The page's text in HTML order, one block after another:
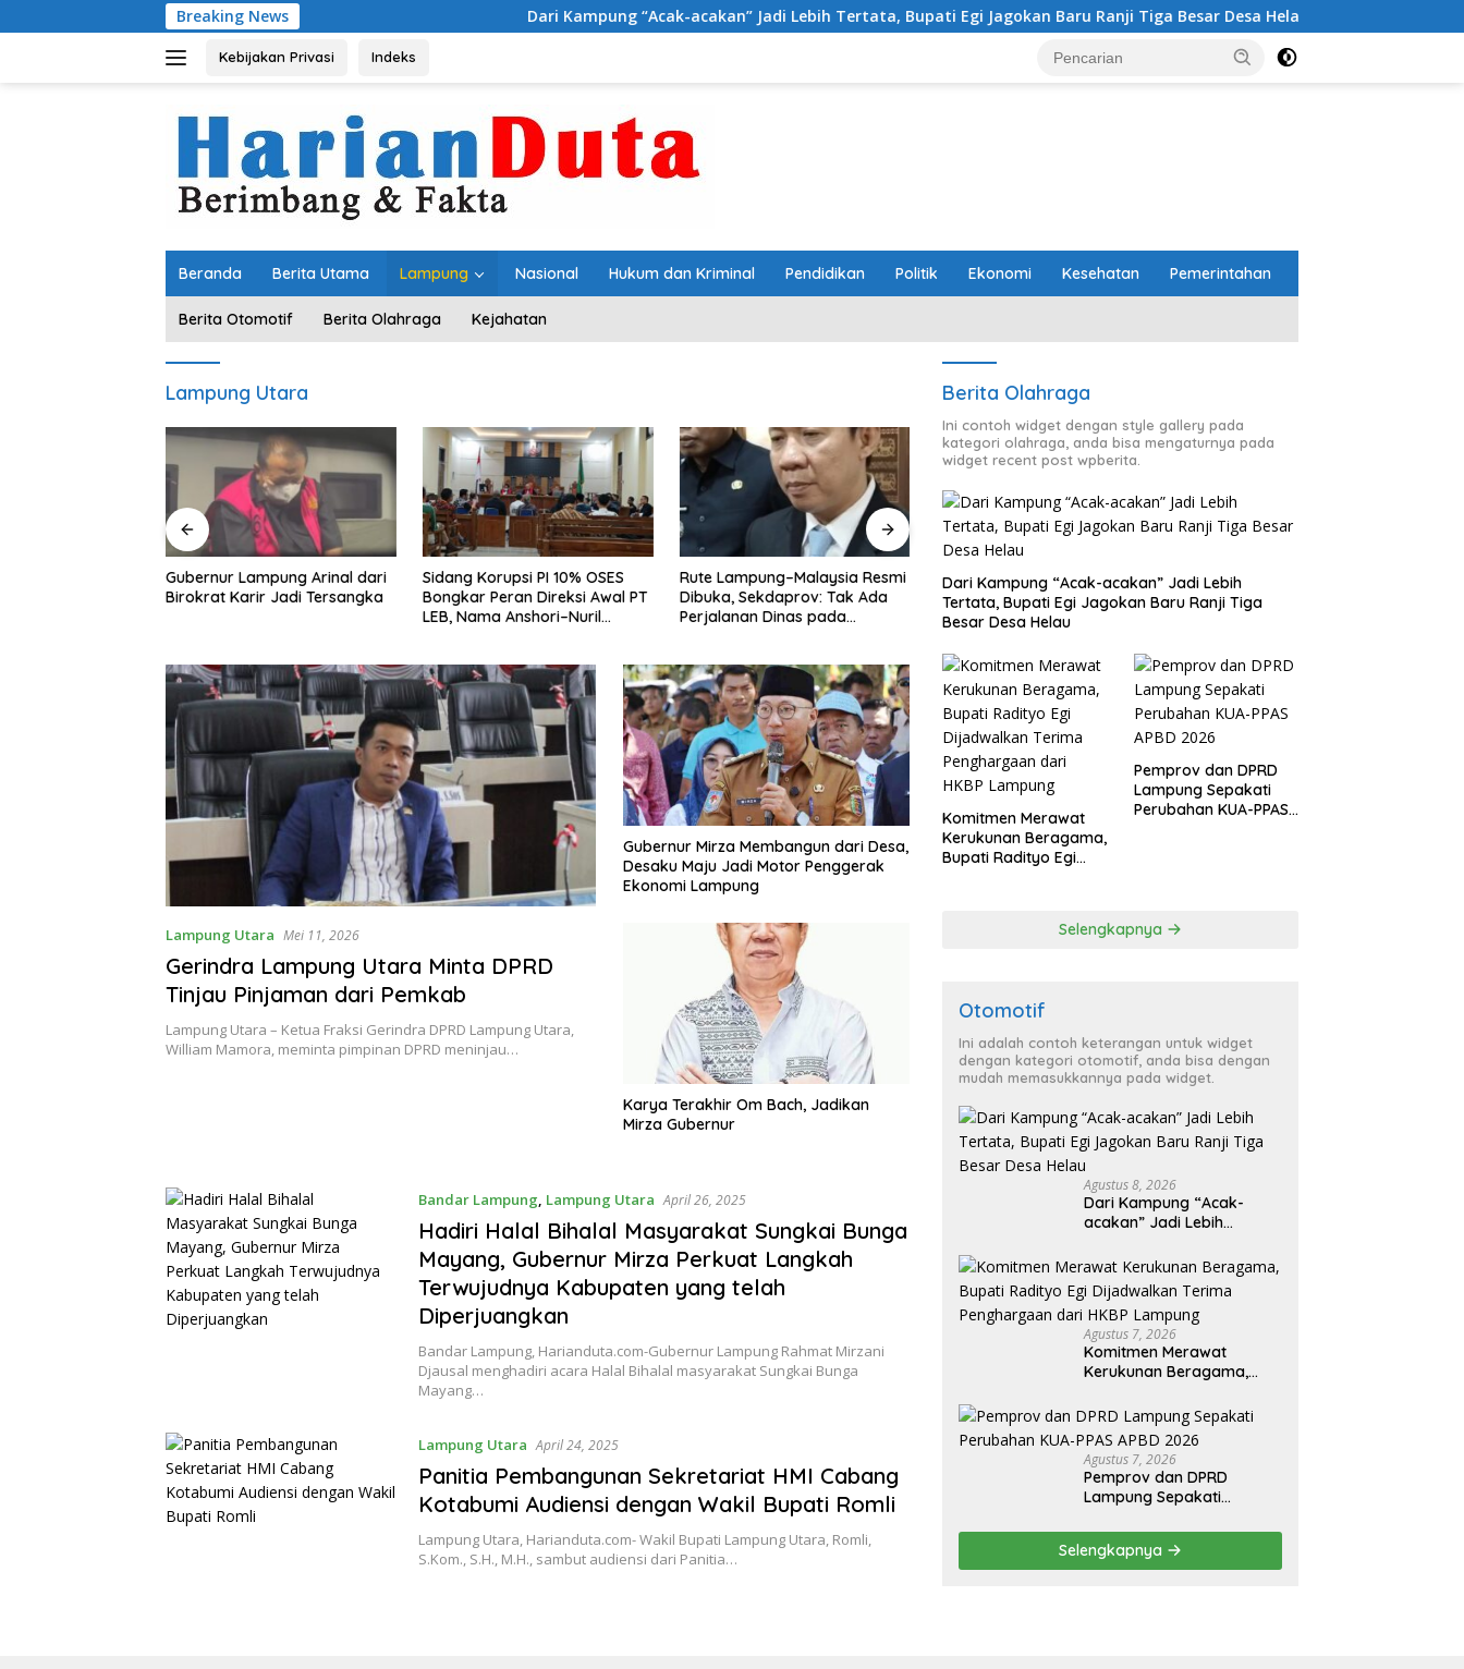
ke
Breaking News Dari Kampung “Acak-acakan” Jadi Lebih Tertata, Bupati Egi Jagokan Baru Ranji Tiga Besar Desa Helau Komitmen Merawat
Kebijakan Privasi Indeks
Beranda Berita Utama Lampung Nasional Hukum dan Kriminal Pendidikan Politik Ekonomi Kesehatan Pemerintahan
Berita Otomotif Berita Olahraga Kejahatan
Lampung Utara
Sidang Korupsi PI 10% OSES
Bongkar Peran Direksi Awal PT
Rute Lampung–Malaysia Resmi
Dibuka, Sekdaprov: Tak Ada
Perjalanan Dinas pada
Keterbatasan APBD Jadi
Alarm, Pemkab Tubaba
Pangkas Program demi
Way Kambas Lampung Jadi
Prioritas Kerja Sama
Konservasi dalam Pertemuan
Kemitraan Tebu SGC Jadi
Harapan Baru Petani Singkong
Tubaba
Lampung Utara Mei 11, 2026
Gerindra Lampung Utara Minta DPRD
Tinjau Pinjaman dari Pemkab
Lampung Utara – Ketua Fraksi Gerindra DPRD Lampung Utara,
William Mamora, meminta pimpinan DPRD meninjau…
Gubernur Mirza Membangun dari Desa,
Desaku Maju Jadi Motor Penggerak
Ekonomi Lampung
Karya Terakhir Om Bach, Jadikan
Mirza Gubernur
Bandar Lampung, Lampung Utara April 26, 2025
Hadiri Halal Bihalal Masyarakat Sungkai Bunga
Mayang, Gubernur Mirza Perkuat Langkah
Terwujudnya Kabupaten yang telah
Diperjuangkan
Bandar Lampung, Harianduta.com-Gubernur Lampung Rahmat Mirzani
Djausal menghadiri acara Halal Bihalal masyarakat Sungkai Bunga
Mayang…
Lampung Utara April 24, 2025
Panitia Pembangunan Sekretariat HMI Cabang
Kotabumi Audiensi dengan Wakil Bupati Romli
Lampung Utara, Harianduta.com- Wakil Bupati Lampung Utara, Romli,
S.Kom., S.H., M.H., sambut audiensi dari Panitia…
Berita Olahraga
Ini contoh widget dengan style gallery pada
kategori olahraga, anda bisa mengaturnya pada
widget recent post wpberita.
Dari Kampung “Acak-acakan” Jadi Lebih
Tertata, Bupati Egi Jagokan Baru Ranji Tiga
Besar Desa Helau
Komitmen Merawat
Kerukunan Beragama,
Bupati Radityo Egi
Pemprov dan DPRD
Lampung Sepakati
Perubahan KUA-PPAS
Selengkapnya
Otomotif
Ini adalah contoh keterangan untuk widget
dengan kategori otomotif, anda bisa dengan
mudah memasukkannya pada widget.
Agustus 8, 2026
Dari Kampung “Acak-
acakan” Jadi Lebih
Jagokan Baru Ranji Tiga
Besar Desa Helau
Agustus 7, 2026
Komitmen Merawat
Kerukunan Beragama,
Dijadwalkan Terima
Penghargaan dari HKBP
Lampung
Agustus 7, 2026
Pemprov dan DPRD
Lampung Sepakati
APBD 2026
Selengkapnya